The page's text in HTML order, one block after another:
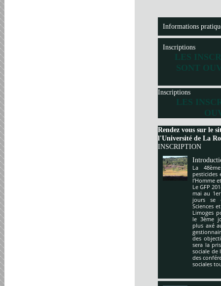
Informations
Inscriptions
LES
SONT
Inscriptions
LES
Rendez vous sur le
l'Université de La
INSCRIPTION
La
pesticides
l’Homme
Le GFP
mai au
jours se
Sciences
Limoges
le 3ème
plus axé
des
sera la
sociale de
des
sociales